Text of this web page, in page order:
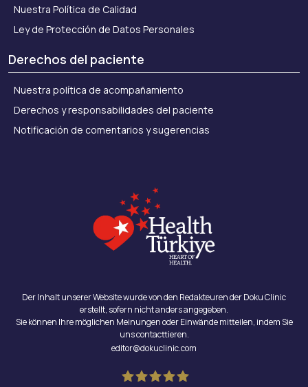
Nuestra Política de Calidad
Ley de Protección de Datos Personales
Derechos del paciente
Nuestra política de acompañamiento
Derechos y responsabilidades del paciente
Notificación de comentarios y sugerencias
Der Inhalt unserer Website wurde von den Redakteuren der Doku Clinic
erstellt, sofern nicht anders angegeben.
Sie können Ihre möglichen Meinungen oder Einwände mitteilen, indem Sie
uns contacttieren.
editor@dokuclinic.com